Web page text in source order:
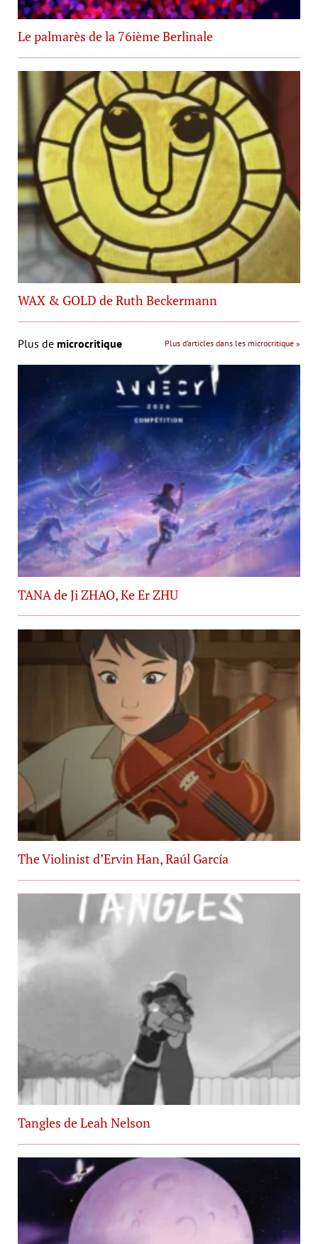
Le palmarès de la 76ième Berlinale
WAX & GOLD de Ruth Beckermann
Plus de microcritique Plus d’articles dans les microcritique »
TANA de Ji ZHAO, Ke Er ZHU
The Violinist d’Ervin Han, Raúl García
Tangles de Leah Nelson